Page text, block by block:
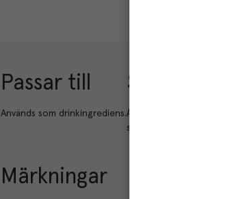
Passar till
Används som drinkingrediens.Är en klar gin med
smak och tydlig
Märkningar